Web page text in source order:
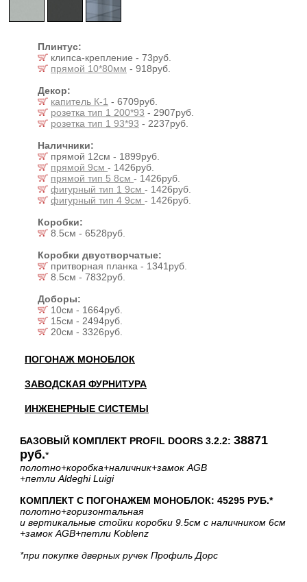
Плинтус:
клипса-крепление - 73руб.
прямой 10*80мм - 918руб.
Декор:
капитель К-1 - 6709руб.
розетка тип 1 200*93 - 2907руб.
розетка тип 1 93*93 - 2237руб.
Наличники:
прямой 12см - 1899руб.
прямой 9см - 1426руб.
прямой тип 5 8см - 1426руб.
фигурный тип 1 9см - 1426руб.
фигурный тип 4 9см - 1426руб.
Коробки:
8.5см - 6528руб.
Коробки двустворчатые:
притворная планка - 1341руб.
8.5см - 7832руб.
Доборы:
10см - 1664руб.
15см - 2494руб.
20см - 3326руб.
ПОГОНАЖ МОНОБЛОК
ЗАВОДСКАЯ ФУРНИТУРА
ИНЖЕНЕРНЫЕ СИСТЕМЫ
БАЗОВЫЙ КОМПЛЕКТ PROFIL DOORS 3.2.2: 38871
руб.*
полотно+коробка+наличник+замок AGB
+петли Aldeghi Luigi
КОМПЛЕКТ С ПОГОНАЖЕМ МОНОБЛОК: 45295 РУБ.*
полотно+горизонтальная
и вертикальные стойки коробки 9.5см с наличником 6см
+замок AGB+петли Koblenz
*при покупке дверных ручек Профиль Дорс